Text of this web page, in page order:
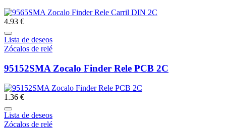
4.93 €
Lista de deseos
Zócalos de relé
95152SMA Zocalo Finder Rele PCB 2C
1.36 €
Lista de deseos
Zócalos de relé